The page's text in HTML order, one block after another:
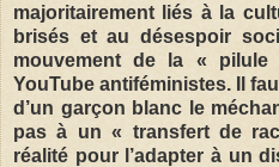
majoritairement liés à la
brisés et au désespoir
mouvement de la «
YouTube antiféministes. Il
d’un garçon blanc le
pas à un « transfert de
réalité pour l’adapter à un